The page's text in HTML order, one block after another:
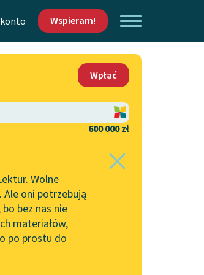
konto Wspieram!
Kontakt
O projekcie
Zasady wykorzystania
Wolnych Lektur
Logotypy
Materiały promocyjne
Wpłać
600 000 zł
Wolne
Ale oni potrzebują
bez nas nie
materiałów,
po prostu do